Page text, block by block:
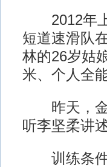
2012年上
短道速滑队
林的26岁姑
米、个人全
昨天，金
听李坚柔讲
训练条件